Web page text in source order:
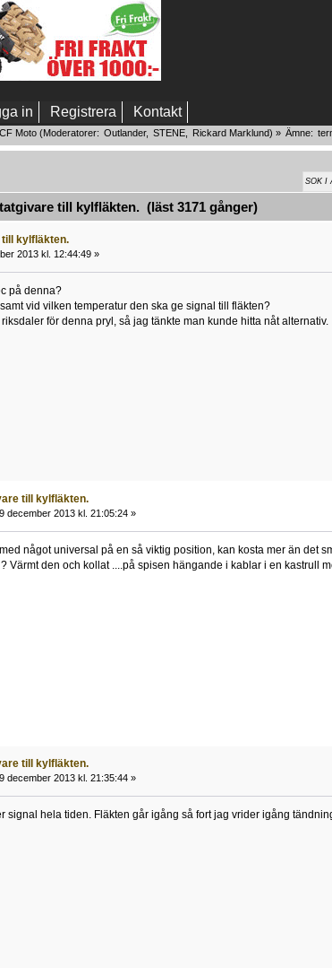
in Registrera Kontakt
CF Moto(Moderatorer: Outlander, STENE, Rickard Marklund) » Ämne:
till kylfläkten. (läst 3171 gånger)
kylfläkten.
2013 kl. 12:44:49 »
på denna?
vid vilken temperatur den ska ge signal till fläkten?
för denna pryl, så jag tänkte man kunde hitta nåt alternativ.
till kylfläkten.
9 december 2013 kl. 21:05:24 »
något universal på en så viktig position, kan kosta mer än det
Värmt den och kollat ....på spisen hängande i kablar i en kastrull
till kylfläkten.
9 december 2013 kl. 21:35:44 »
signal hela tiden. Fläkten går igång så fort jag vrider igång